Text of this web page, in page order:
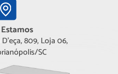
809, Loja 06,
SC